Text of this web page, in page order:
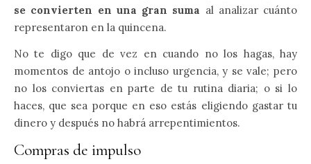
se convierten en una gran suma al analizar cuánto
representaron en la quincena.
No te digo que de vez en cuando no los hagas, hay
momentos de antojo o incluso urgencia, y se vale; pero
no los conviertas en parte de tu rutina diaria; o si lo
haces, que sea porque en eso estás eligiendo gastar tu
dinero y después no habrá arrepentimientos.
Compras de impulso